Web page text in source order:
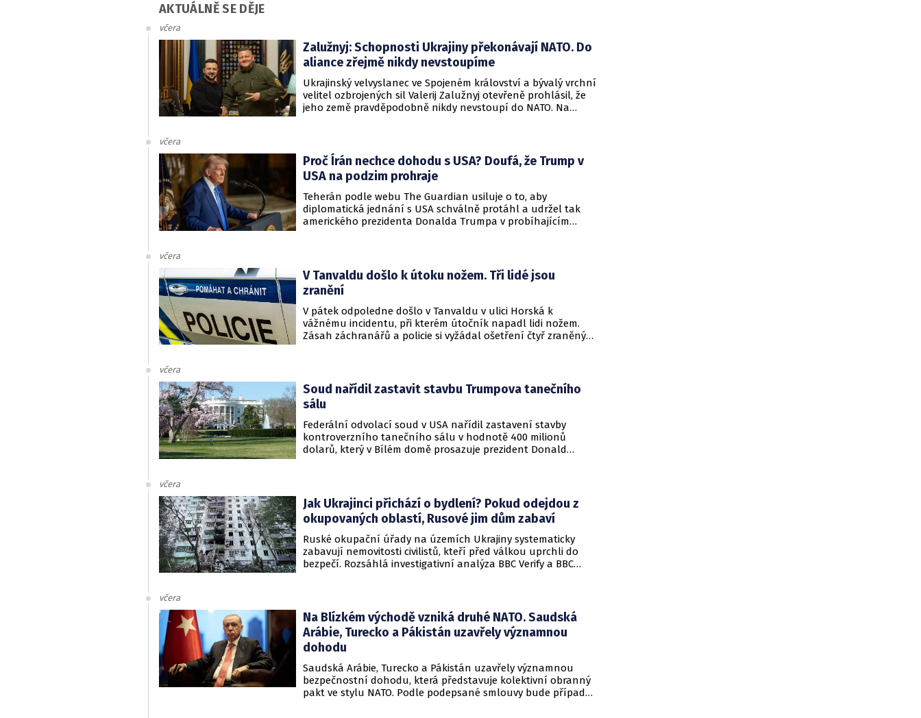
AKTUÁLNĚ SE DĚJE
včera
Zalužnyj: Schopnosti Ukrajiny překonávají NATO. Do
aliance zřejmě nikdy nevstoupíme
Ukrajinský velvyslanec ve Spojeném království a bývalý vrchní
velitel ozbrojených sil Valerij Zalužnyj otevřeně prohlásil, že
jeho země pravděpodobně nikdy nevstoupí do NATO. Na
nedosažitelné.
včera
Proč Írán nechce dohodu s USA? Doufá, že Trump v
USA na podzim prohraje
Teherán podle webu The Guardian usiluje o to, aby
diplomatická jednání s USA schválně protáhl a udržel tak
amerického prezidenta Donalda Trumpa v probíhajícím
rukojmími za prezidenta Jimmyho Cartera.
včera
V Tanvaldu došlo k útoku nožem. Tři lidé jsou
zranění
V pátek odpoledne došlo v Tanvaldu v ulici Horská k
vážnému incidentu, při kterém útočník napadl lidi nožem.
Zásah záchranářů a policie si vyžádal ošetření čtyř zraněných
včera
Soud nařídil zastavit stavbu Trumpova tanečního
sálu
Federální odvolací soud v USA nařídil zastavení stavby
kontroverzního tanečního sálu v hodnotě 400 milionů
dolarů, který v Bílém domě prosazuje prezident Donald
včera
Jak Ukrajinci přichází o bydlení? Pokud odejdou z
okupovaných oblastí, Rusové jim dům zabaví
Ruské okupační úřady na územích Ukrajiny systematicky
zabavují nemovitosti civilistů, kteří před válkou uprchli do
bezpečí. Rozsáhlá investigativní analýza BBC Verify a BBC
včera
Na Blízkém východě vzniká druhé NATO. Saudská
Arábie, Turecko a Pákistán uzavřely významnou
dohodu
Saudská Arábie, Turecko a Pákistán uzavřely významnou
bezpečnostní dohodu, která představuje kolektivní obranný
pakt ve stylu NATO. Podle podepsané smlouvy bude případný